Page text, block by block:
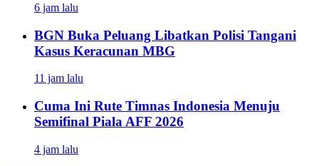
6 jam lalu
BGN Buka Peluang Libatkan Polisi Tangani
Kasus Keracunan MBG
11 jam lalu
Cuma Ini Rute Timnas Indonesia Menuju
Semifinal Piala AFF 2026
4 jam lalu